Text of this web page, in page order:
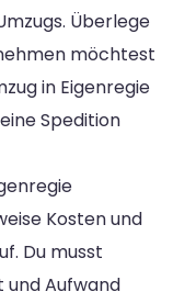
Überlege
möchtest
in Eigenregie
Spedition
Kosten und
Du musst
und Aufwand